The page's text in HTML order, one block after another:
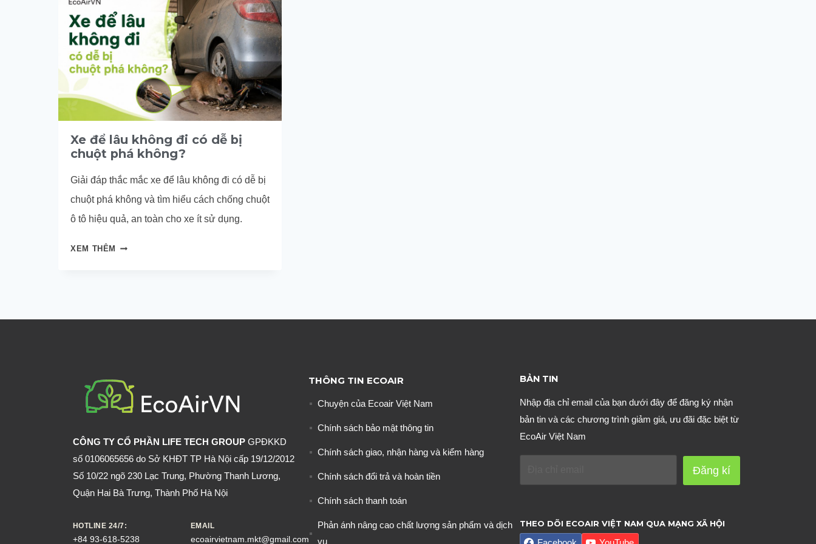
Xe để lâu không đi có dễ bị
chuột phá không?
Giải đáp thắc mắc xe để lâu không đi có dễ bị
chuột phá không và tìm hiểu cách chống chuột
ô tô hiệu quả, an toàn cho xe ít sử dụng.
XEM THÊM
XE
CÓ
PHÁ
KHÔNG?
CÔNG TY CỔ PHẦN LIFE TECH GROUP GPĐKKD
số 0106065656 do Sở KHĐT TP Hà Nội cấp 19/12/2012
Số 10/22 ngõ 230 Lạc Trung, Phường Thanh Lương,
Quận Hai Bà Trưng, Thành Phố Hà Nội
HOTLINE 24/7:
+84 93-618-5238
EMAIL
ecoairvietnam.mkt@gmail.com
THÔNG TIN ECOAIR
Chuyện của Ecoair Việt Nam
Chính sách bảo mật thông tin
Chính sách giao, nhận hàng và kiểm hàng
Chính sách đổi trả và hoàn tiền
Chính sách thanh toán
Phản ánh nâng cao chất lượng sản phẩm và dịch
vụ
BẢN TIN
Nhập địa chỉ email của bạn dưới đây để đăng ký nhận
bản tin và các chương trình giảm giá, ưu đãi đặc biệt từ
EcoAir Việt Nam
Đăng kí
THEO DÕI ECOAIR VIỆT NAM QUA MẠNG XÃ HỘI